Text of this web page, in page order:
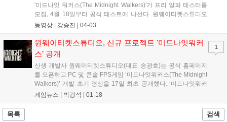
'미드나잇 워커스(The Midnight Walkers)'가 프리 알파 테스터를
모집, 4월 18일부터 공식 테스트에 나선다. 원웨이티켓스튜디오
는 자사 공식 홈페이지 및 스팀 게임 페이지를 통해 '미드나잇 워
으로 오는 18일 18시까지...
동영상 | 강승진 | 04-03
원웨이티켓스튜디오, 신규 프로젝트 '미드나잇워커
스’ 공개
신생 개발사 원웨이티켓스튜디오(대표 송광호)는 공식 홈페이지
를 오픈하고 PC 및 콘솔 FPS게임 ‘미드나잇워커스(The Midnight
Walke‌rs)’ 개발 초기 영상을 17일 최초 공개했다. ‘미드나잇워커
스’는 좀비 아포칼립스를 테마로 PvP와 PvE를 결합한 PC 및 콘
게임뉴스 | 박광석 | 01-18
1
목록 검색